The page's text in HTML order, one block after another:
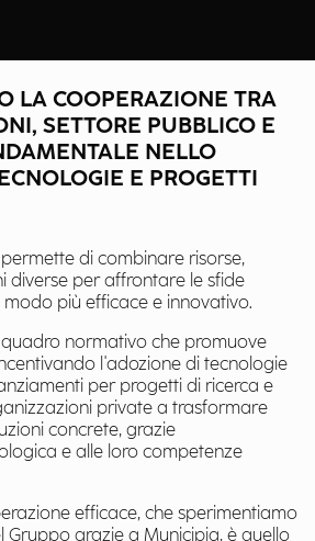
LA COOPERAZIONE TRA
SETTORE PUBBLICO E
NELLO
E PROGETTI
di combinare risorse,
diverse per affrontare le sfide
più efficace e innovativo.
normativo che promuove
l'adozione di tecnologie
per progetti di ricerca e
private a trasformare
concrete, grazie
e alle loro competenze
efficace, che sperimentiamo
Gruppo grazie a Municipia, è quello